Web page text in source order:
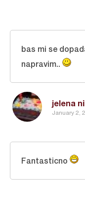
jelena
January 2,
bas mi se
napravim..
Fantasticno